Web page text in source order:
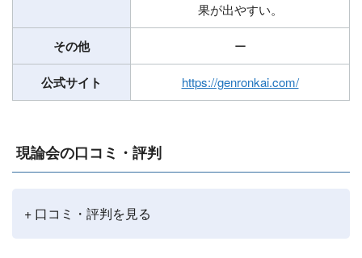
果が出やすい。
その他 ー
公式サイト https://genronkai.com/
現論会の口コミ・評判
+ 口コミ・評判を見る